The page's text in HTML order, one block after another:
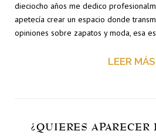
dieciocho años me dedico
apetecía crear un espacio donde
opiniones sobre zapatos y moda, esa
LEER MÁS
¿QUIERES APARECER